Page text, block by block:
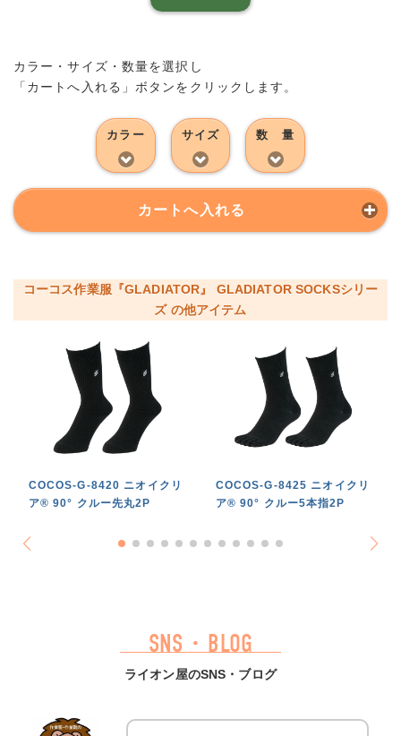
カラー・サイズ・数量を選択し
「カートへ入れる」ボタンをクリックします。
カラー サイズ 数 量
カートへ入れる
コーコス作業服『GLADIATOR』 GLADIATOR SOCKSシリー
ズ の他アイテム
COCOS-G-8420 ニオイクリ
ア® 90° クルー先丸2P
COCOS-G-8425 ニオイクリ
ア® 90° クルー5本指2P
SNS・BLOG
ライオン屋のSNS・ブログ